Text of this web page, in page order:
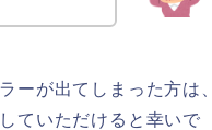
ーが出てしまった方は、
ていただけると幸いで